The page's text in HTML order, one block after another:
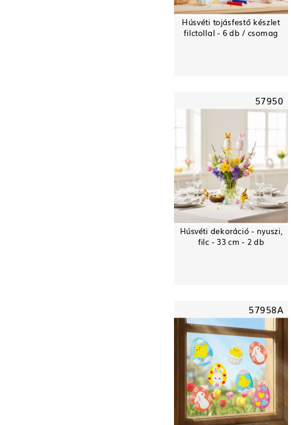
Húsvéti tojásfestő készlet
filctollal - 6 db / csomag
57950
Húsvéti dekoráció - nyuszi,
filc - 33 cm - 2 db
57958A